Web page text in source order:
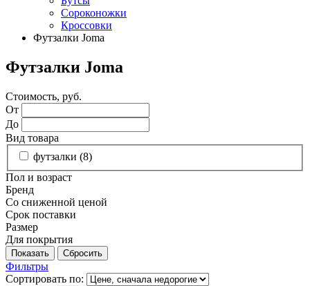
Сороконожки
Кроссовки
Футзалки Joma
Футзалки Joma
Стоимость, руб.
От
До
Вид товара
футзалки (8)
Пол и возраст
Бренд
Со сниженной ценой
Срок поставки
Размер
Для покрытия
Фильтры
Сортировать по: